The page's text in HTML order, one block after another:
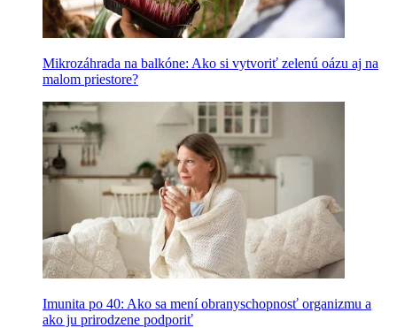
Mikrozáhrada na balkóne: Ako si vytvoriť zelenú oázu aj na
malom priestore?
Imunita po 40: Ako sa mení obranyschopnosť organizmu a
ako ju prirodzene podporiť